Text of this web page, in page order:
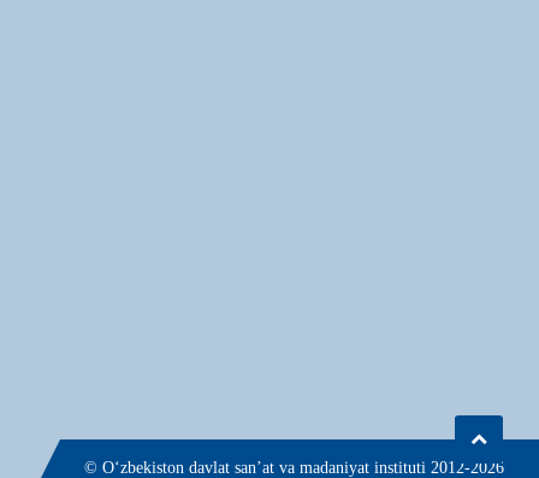
© О‘zbekiston davlat san’at va madaniyat instituti 2012-2026